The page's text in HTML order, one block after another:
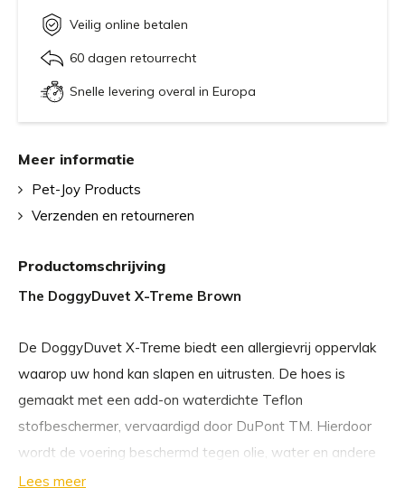
Veilig online betalen
60 dagen retourrecht
Snelle levering overal in Europa
Productomschrijving
The DoggyDuvet X-Treme Brown
De DoggyDuvet X-Treme biedt een allergievrij oppervlak
waarop uw hond kan slapen en uitrusten. De hoes is
gemaakt met een add-on waterdichte Teflon
stofbeschermer, vervaardigd door DuPont TM. Hierdoor
wordt de voering beschermd tegen olie, water en andere
vlekken waardoor langdurige bescherming wordt
Lees meer
Meer informatie
Pet-Joy Products
Verzenden en retourneren